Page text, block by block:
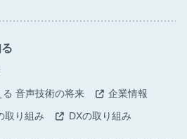
音声技術の将来
企業情報
取り組み DXの取り組み